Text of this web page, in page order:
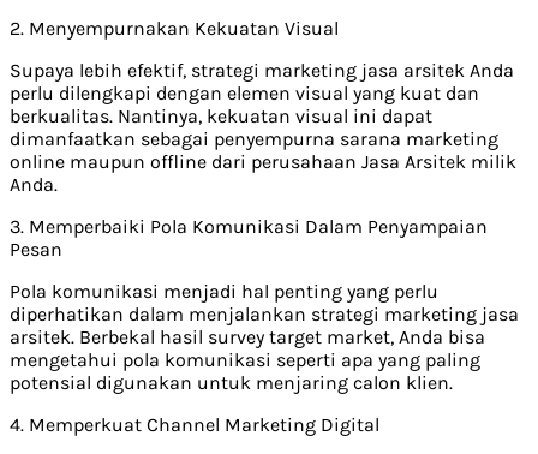
2. Menyempurnakan Kekuatan Visual
Supaya lebih efektif, strategi marketing jasa arsitek Anda
perlu dilengkapi dengan elemen visual yang kuat dan
berkualitas. Nantinya, kekuatan visual ini dapat
dimanfaatkan sebagai penyempurna sarana marketing
online maupun offline dari perusahaan Jasa Arsitek milik
Anda.
3. Memperbaiki Pola Komunikasi Dalam Penyampaian
Pesan
Pola komunikasi menjadi hal penting yang perlu
diperhatikan dalam menjalankan strategi marketing jasa
arsitek. Berbekal hasil survey target market, Anda bisa
mengetahui pola komunikasi seperti apa yang paling
potensial digunakan untuk menjaring calon klien.
4. Memperkuat Channel Marketing Digital